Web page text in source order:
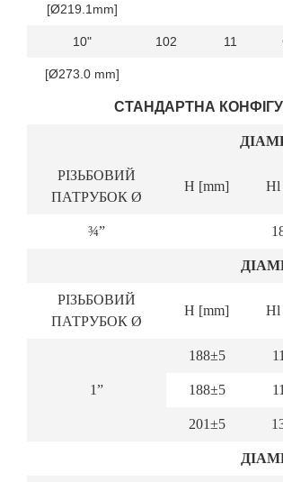
[Ø219.1mm]
10" 102 11
[Ø273.0 mm]
СТАНДАРТНА
РІЗЬБОВИЙ
ПАТРУБОК Ø
Н [mm] Hl
¾”
РІЗЬБОВИЙ
ПАТРУБОК Ø
Н [mm] Hl
1”
188±5
188±5
201±5